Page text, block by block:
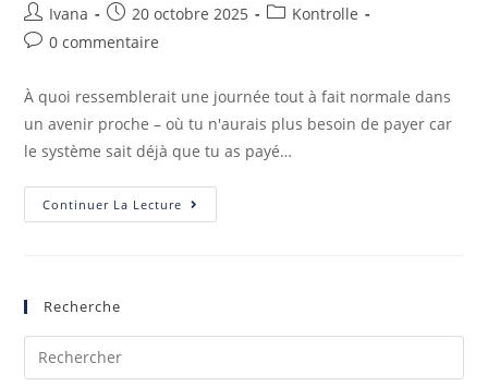
Ivana 20 octobre 2025
Kontrolle
0 commentaire
À quoi ressemblerait une journée tout à fait normale dans
un avenir proche – où tu n'aurais plus besoin de payer car
le système sait déjà que tu as payé…
Continuer La Lecture
Recherche